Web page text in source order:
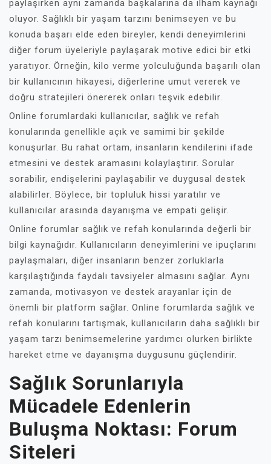
paylaşırken aynı zamanda başkalarına da ilham kaynağı
oluyor. Sağlıklı bir yaşam tarzını benimseyen ve bu
konuda başarı elde eden bireyler, kendi deneyimlerini
diğer forum üyeleriyle paylaşarak motive edici bir etki
yaratıyor. Örneğin, kilo verme yolculuğunda başarılı olan
bir kullanıcının hikayesi, diğerlerine umut vererek ve
doğru stratejileri önererek onları teşvik edebilir.
Online forumlardaki kullanıcılar, sağlık ve refah
konularında genellikle açık ve samimi bir şekilde
konuşurlar. Bu rahat ortam, insanların kendilerini ifade
etmesini ve destek aramasını kolaylaştırır. Sorular
sorabilir, endişelerini paylaşabilir ve duygusal destek
alabilirler. Böylece, bir topluluk hissi yaratılır ve
kullanıcılar arasında dayanışma ve empati gelişir.
Online forumlar sağlık ve refah konularında değerli bir
bilgi kaynağıdır. Kullanıcıların deneyimlerini ve ipuçlarını
paylaşmaları, diğer insanların benzer zorluklarla
karşılaştığında faydalı tavsiyeler almasını sağlar. Aynı
zamanda, motivasyon ve destek arayanlar için de
önemli bir platform sağlar. Online forumlarda sağlık ve
refah konularını tartışmak, kullanıcıların daha sağlıklı bir
yaşam tarzı benimsemelerine yardımcı olurken birlikte
hareket etme ve dayanışma duygusunu güçlendirir.
Sağlık Sorunlarıyla
Mücadele Edenlerin
Buluşma Noktası: Forum
Siteleri